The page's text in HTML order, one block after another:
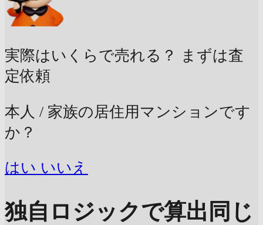
実際はいくらで売れる？
まずは査
定依頼
本人 / 家族の居住用マンションです
か？
はい いいえ
独自ロジックで算出 同じ